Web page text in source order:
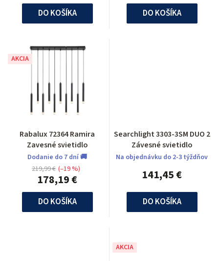
DO KOŠÍKA DO KOŠÍKA
AKCIA
Rabalux 72364 Ramira
Zavesné svietidlo
Dodanie do 7 dní 🚚
178,19 €
219,99 € (–19 %)
DO KOŠÍKA
Searchlight 3303-3SM DUO 2
Závesné svietidlo
Na objednávku do 2-3 týždňov
141,45 €
DO KOŠÍKA
AKCIA